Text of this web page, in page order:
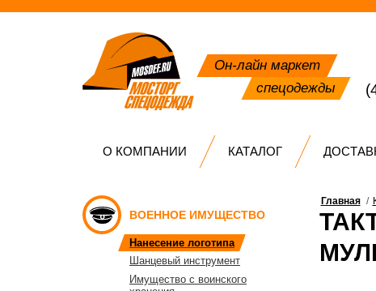
Он-лайн маркет
спецодежды
О КОМПАНИИ КАТАЛОГ
ВОЕННОЕ ИМУЩЕСТВО
Нанесение логотипа
Шанцевый инструмент
Имущество с воинского
Главная /